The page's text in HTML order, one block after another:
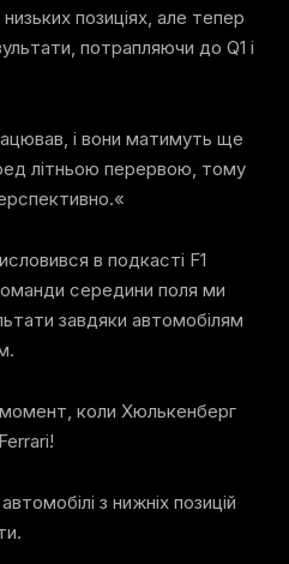
позиціях, але тепер
потрапляючи до Q1 і
і вони матимуть ще
літньою перервою, тому
в подкасті F1
середини поля ми
завдяки автомобілям
момент, коли Хюлькенберг
з нижніх позицій